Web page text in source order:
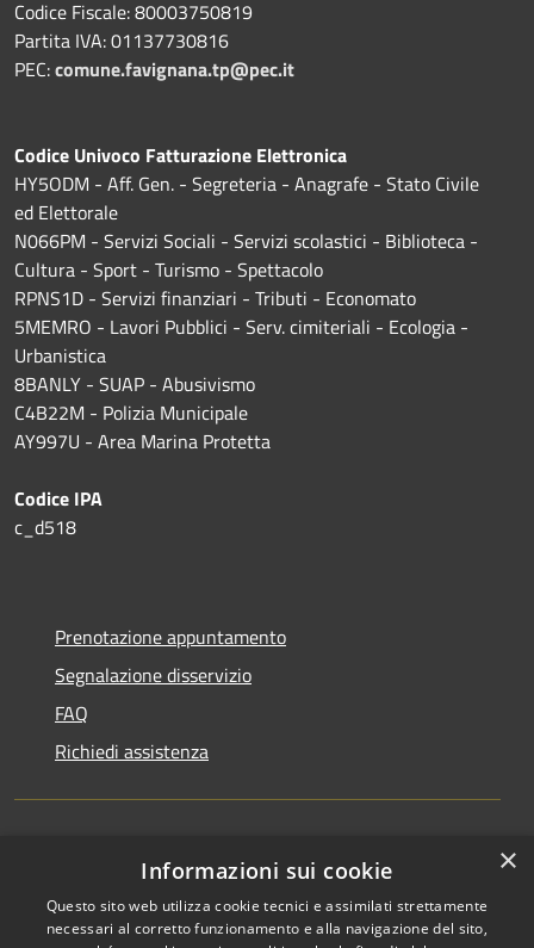
Codice Fiscale: 80003750819
Partita IVA: 01137730816
PEC:comune.favignana.tp@pec.it
Codice Univoco Fatturazione Elettronica
HY5ODM - Aff. Gen. - Segreteria - Anagrafe - Stato Civile
ed Elettorale
N066PM - Servizi Sociali - Servizi scolastici - Biblioteca -
Cultura - Sport - Turismo - Spettacolo
RPNS1D - Servizi finanziari - Tributi - Economato
5MEMRO - Lavori Pubblici - Serv. cimiteriali - Ecologia -
Urbanistica
8BANLY - SUAP - Abusivismo
C4B22M - Polizia Municipale
AY997U - Area Marina Protetta
Codice IPA
c_d518
Prenotazione appuntamento
Segnalazione disservizio
FAQ
Richiedi assistenza
Amministrazione trasparente
Informativa privacy
×
Informazioni sui cookie
Questo sito web utilizza cookie tecnici e assimilati strettamente
necessari al corretto funzionamento e alla navigazione del sito,